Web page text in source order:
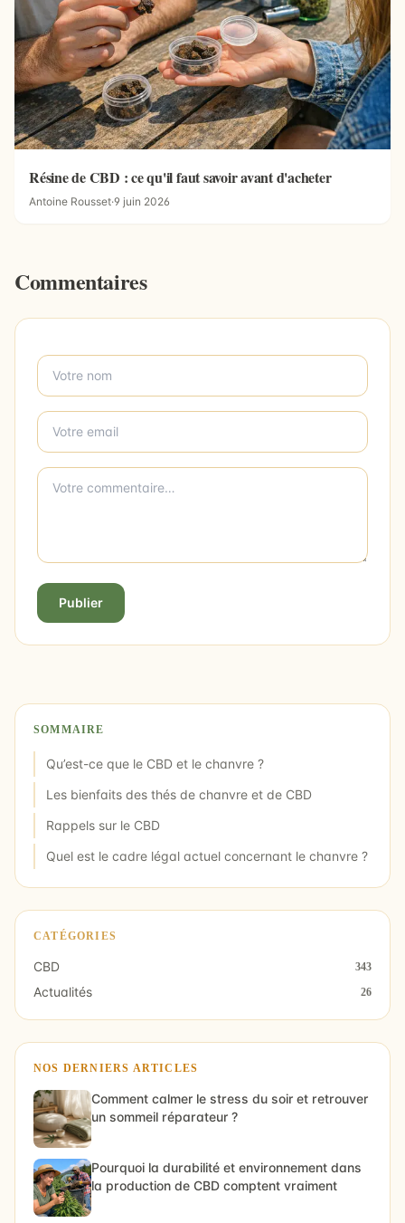
Résine de CBD : ce qu'il faut savoir avant d'acheter
Antoine Rousset·9 juin 2026
Commentaires
Publier
SOMMAIRE
Qu’est-ce que le CBD et le chanvre ?
Les bienfaits des thés de chanvre et de CBD
Rappels sur le CBD
Quel est le cadre légal actuel concernant le chanvre ?
CATÉGORIES
CBD 343
Actualités 26
NOS DERNIERS ARTICLES
Comment calmer le stress du soir et retrouver
un sommeil réparateur ?
Pourquoi la durabilité et environnement dans
la production de CBD comptent vraiment